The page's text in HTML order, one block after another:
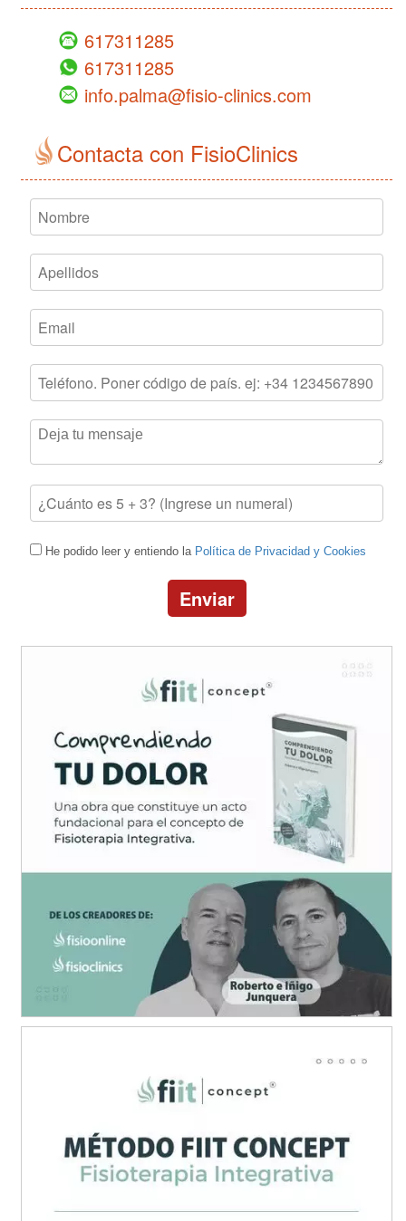
617311285
617311285
info.palma@fisio-clinics.com
Contacta con FisioClinics
He podido leer y entiendo la Política de Privacidad y Cookies
Enviar